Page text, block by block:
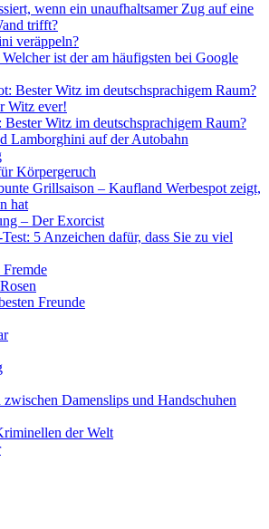
wenn ein unaufhaltsamer Zug auf eine
trifft?
veräppeln?
ist der am häufigsten bei Google
Bester Witz im deutschsprachigem Raum?
Witz ever!
Witz im deutschsprachigem Raum?
Lamborghini auf der Autobahn
Körpergeruch
Grillsaison – Kaufland Werbespot zeigt,
hat
– Der Exorcist
5 Anzeichen dafür, dass Sie zu viel
Freunde
Damenslips und Handschuhen
der Welt